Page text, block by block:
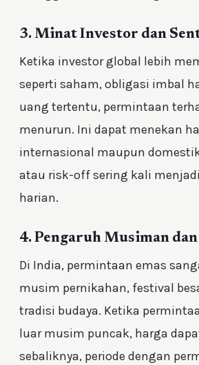
3. Minat Investor dan
Ketika investor global lebih
seperti saham, obligasi imbal
uang tertentu, permintaan
menurun. Ini dapat menekan
internasional maupun
atau risk-off sering kali
harian.
4. Pengaruh Musiman
Di India, permintaan emas
musim pernikahan, festival
tradisi budaya. Ketika
luar musim puncak, harga
sebaliknya, periode dengan